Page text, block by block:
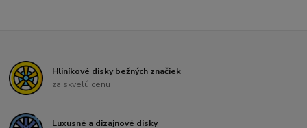
Hliníkové disky bežných značiek
za skvelú cenu
Luxusné a dizajnové disky